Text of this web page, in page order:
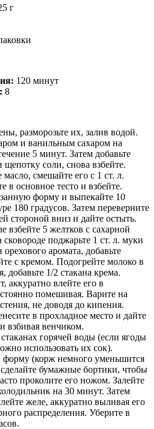
г
120 минут
8
разморозьте их, залив водой.
и ванильным сахаром на
5 минут. Затем добавьте
щепотку соли, снова взбейте.
смешайте его с 1 ст. л.
в основное тесто и взбейте.
форму и выпекайте 10
180 градусов. Затем переверните
стороной вниз и дайте остыть.
взбейте 5 желтков с сахарной
поджарьте 1 ст. л. муки
аромата, добавьте
с кремом. Подогрейте молоко в
добавьте 1/2 стакана крема.
аккуратно влейте его в
помешивая. Варите на
не доводя до кипения.
в прохладное место и дайте
взбивая венчиком.
горячей воды (если ягоды
использовать их сок).
(корж немного уменьшится
бумажные бортики, чтобы
проколите его ножом. Залейте
на 30 минут. Затем
желе, аккуратно выливая его
распределения. Уберите в